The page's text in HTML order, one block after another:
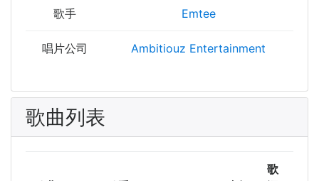
歌手 Emtee
唱片公司 Ambitiouz Entertainment
歌曲列表
歌